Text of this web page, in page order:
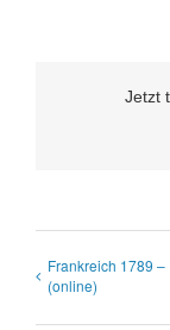
Jetzt
Frankreich 1789
(online)